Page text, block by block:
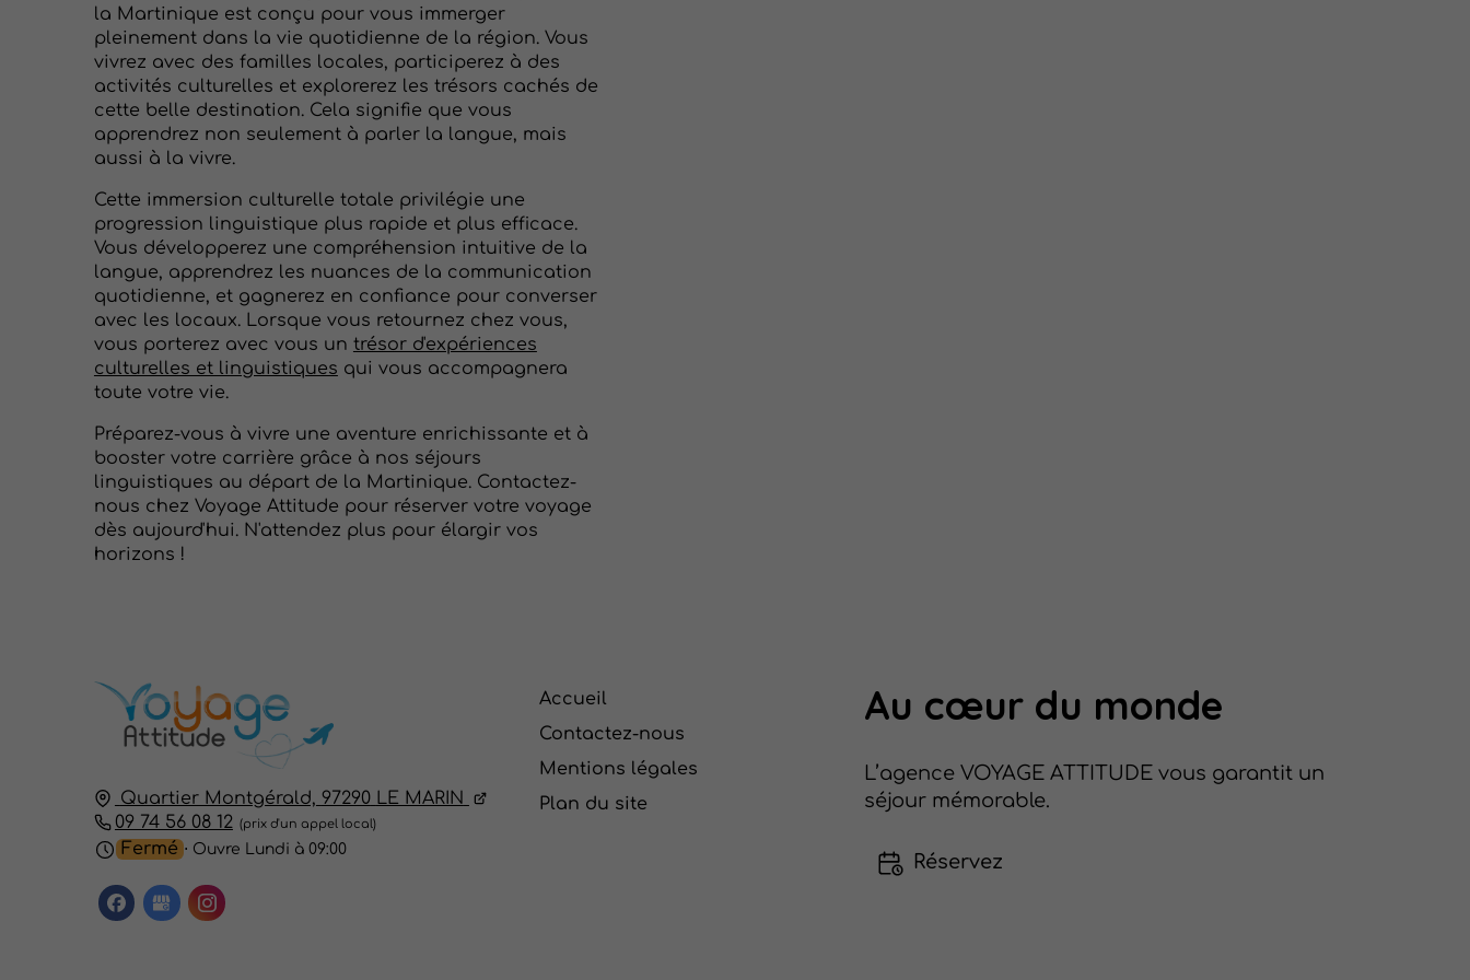
la Martinique est conçu pour vous immerger
pleinement dans la vie quotidienne de la région. Vous
vivrez avec des familles locales, participerez à des
activités culturelles et explorerez les trésors cachés de
cette belle destination. Cela signifie que vous
apprendrez non seulement à parler la langue, mais
aussi à la vivre.
Cette immersion culturelle totale privilégie une
progression linguistique plus rapide et plus efficace.
Vous développerez une compréhension intuitive de la
langue, apprendrez les nuances de la communication
quotidienne, et gagnerez en confiance pour converser
avec les locaux. Lorsque vous retournez chez vous,
vous porterez avec vous un trésor d'expériences
culturelles et linguistiques qui vous accompagnera
toute votre vie.
Préparez-vous à vivre une aventure enrichissante et à
booster votre carrière grâce à nos séjours
linguistiques au départ de la Martinique. Contactez-
nous chez Voyage Attitude pour réserver votre voyage
dès aujourd'hui. N'attendez plus pour élargir vos
horizons !
Quartier Montgérald, 97290
LE MARIN
09 74 56 08 12
Fermé ⋅ Ouvre Lundi à 09:00
Accueil
Contactez-nous
Mentions légales
Plan du site
Au cœur du monde
L’agence VOYAGE ATTITUDE vous garantit un
séjour mémorable.
Réservez